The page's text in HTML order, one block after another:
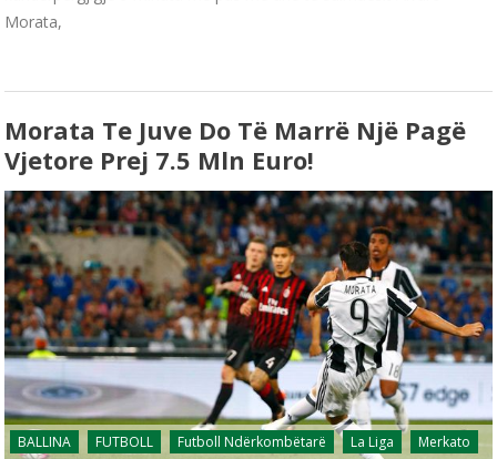
Morata,
Morata Te Juve Do Të Marrë Një Pagë
Vjetore Prej 7.5 Mln Euro!
BALLINA FUTBOLL Futboll Ndërkombëtarë La Liga
Merkato